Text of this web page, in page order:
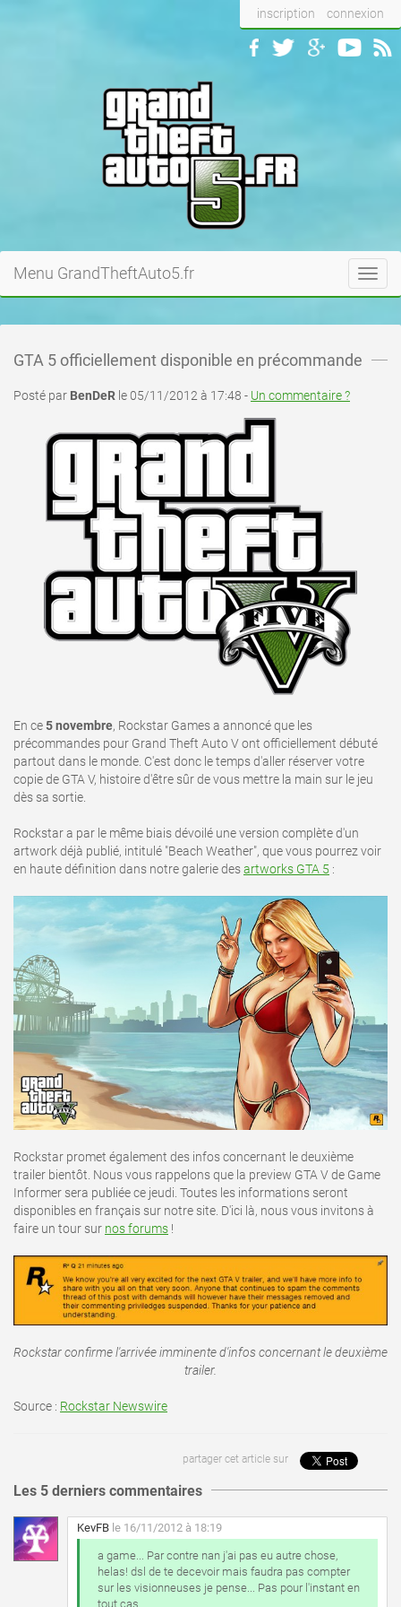
inscription connexion
Menu GrandTheftAuto5.fr
GTA 5 officiellement disponible en précommande
Posté par BenDeR le 05/11/2012 à 17:48 - Un commentaire ?
En ce5 novembre, Rockstar Games a annoncé que les
précommandes pour Grand Theft Auto V ont officiellement débuté
partout dans le monde. C'est donc le temps d'aller réserver votre
copie de GTA V, histoire d'être sûr de vous mettre la main sur le jeu
dès sa sortie.
Rockstar a par le même biais dévoilé une version complète d'un
artwork déjà publié, intitulé "Beach Weather", que vous pourrez voir
en haute définition dans notre galerie desartworks GTA 5 :
Rockstar promet également des infos concernant le deuxième
trailer bientôt. Nous vous rappelons que la preview GTA V de Game
Informer sera publiée ce jeudi. Toutes les informations seront
disponibles en français sur notre site. D'ici là, nous vous invitons à
faire un tour sur nos forums !
Rockstar confirme l'arrivée imminente d'infos concernant le deuxième
trailer.
Source : Rockstar Newswire
partager cet article sur
Les 5 derniers commentaires
KevFB le 16/11/2012 à 18:19
a game... Par contre nan j'ai pas eu autre chose,
helas! dsl de te decevoir mais faudra pas compter
sur les visionneuses je pense... Pas pour l'instant en
tout cas